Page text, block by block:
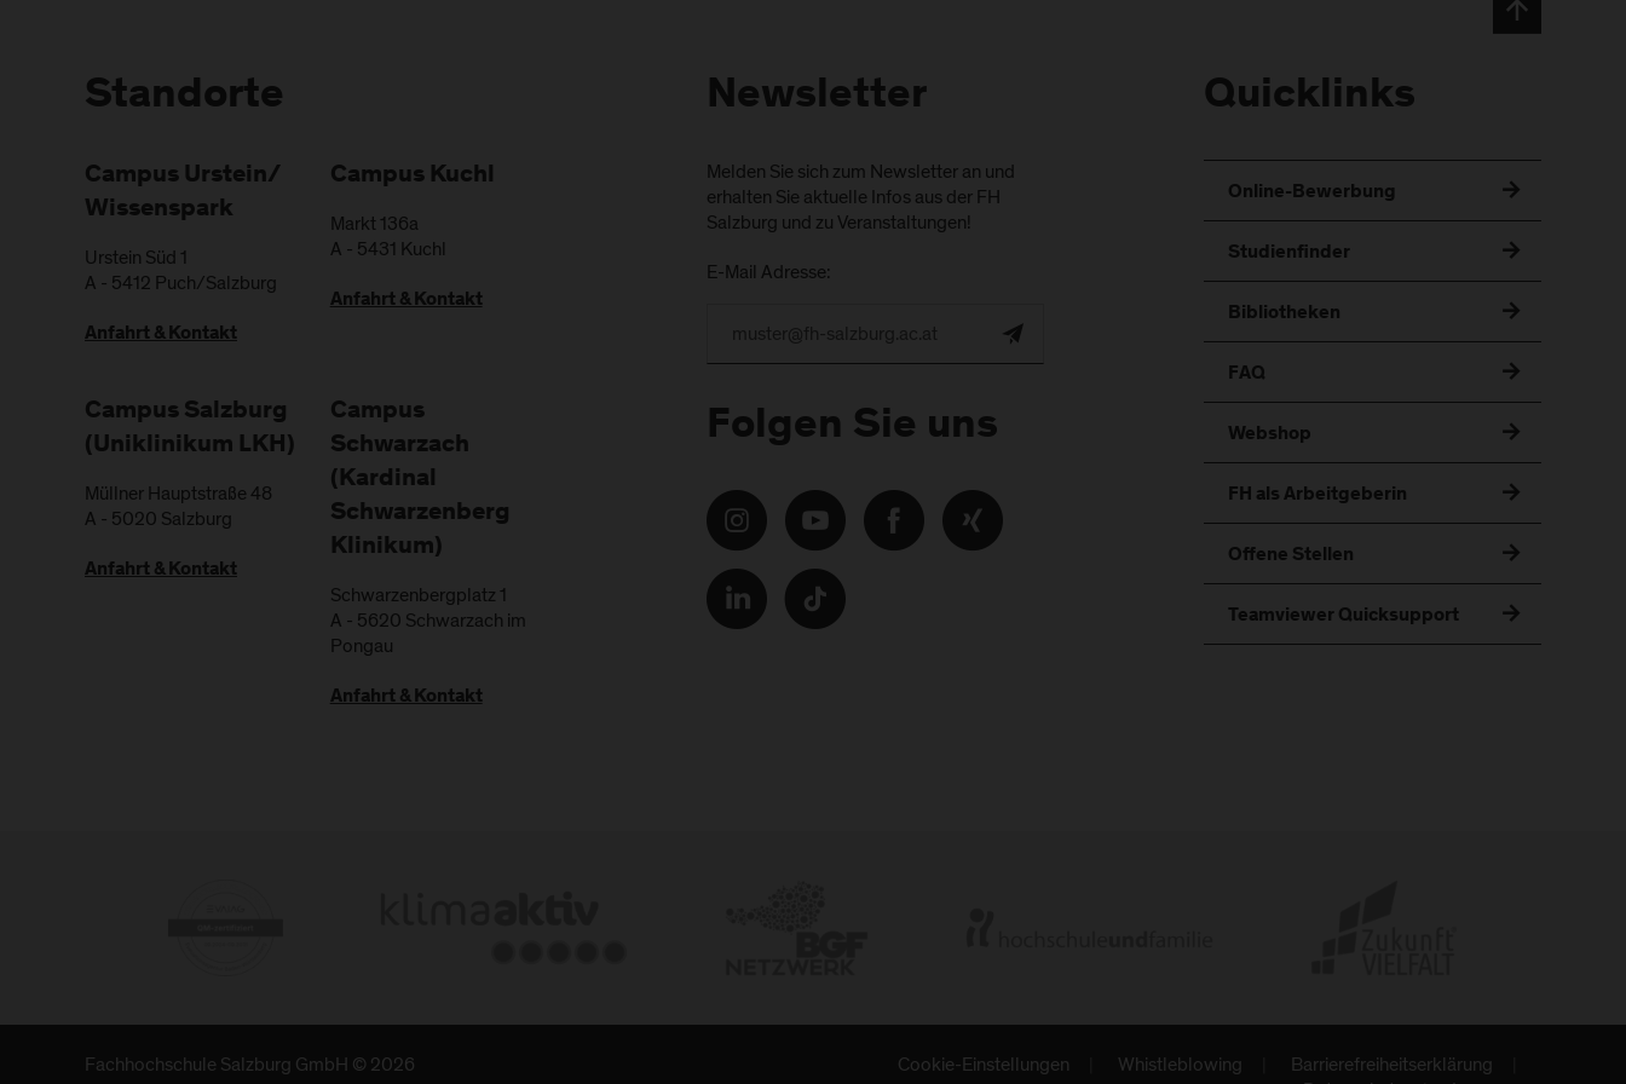
Standorte
Campus Urstein/
Wissenspark
Urstein Süd 1
A - 5412 Puch/Salzburg
Anfahrt & Kontakt
Campus Kuchl
Markt 136a
A - 5431 Kuchl
Anfahrt & Kontakt
Campus Salzburg
(Uniklinikum LKH)
Müllner Hauptstraße 48
A - 5020 Salzburg
Anfahrt & Kontakt
Campus
Schwarzach
(Kardinal
Schwarzenberg
Klinikum)
Schwarzenbergplatz 1
A - 5620 Schwarzach im
Pongau
Anfahrt & Kontakt
Newsletter
Melden Sie sich zum Newsletter an und
erhalten Sie aktuelle Infos aus der FH
Salzburg und zu Veranstaltungen!
E-Mail Adresse:
Folgen Sie uns
Quicklinks
Online-Bewerbung
Studienfinder
Bibliotheken
FAQ
Webshop
FH als Arbeitgeberin
Offene Stellen
Teamviewer Quicksupport
Fachhochschule Salzburg GmbH © 2026 Cookie-Einstellungen Whistleblowing
Barrierefreiheitserklärung